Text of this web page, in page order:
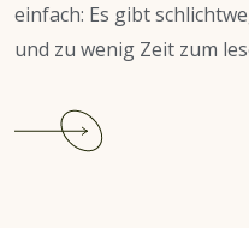
einfach: Es gibt
und zu wenig Zeit zum